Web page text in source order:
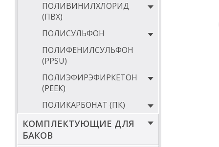
ПОЛИВИНИЛХЛОРИД
(ПВХ)
ПОЛИСУЛЬФОН
ПОЛИФЕНИЛСУЛЬФОН
(PPSU)
ПОЛИЭФИРЭФИРКЕТОН
(РЕЕК)
ПОЛИКАРБОНАТ (ПК)
КОМПЛЕКТУЮЩИЕ ДЛЯ
БАКОВ